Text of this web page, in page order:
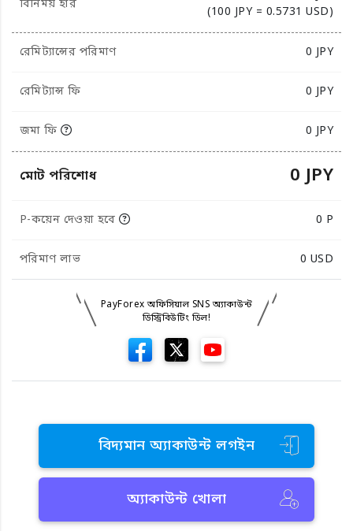
বিনিময় হার
(100 JPY = 0.5731 USD)
রেমিট্যান্সের পরিমাণ 0 JPY
রেমিট্যান্স ফি 0 JPY
জমা ফি 0 JPY
মোট পরিশোধ 0 JPY
P-কয়েন দেওয়া হবে 0 P
পরিমাণ লাভ 0 USD
PayForex অফিসিয়াল SNS অ্যাকাউন্ট
ডিস্ট্রিবিউটিং ডিল!
বিদ্যমান অ্যাকাউন্ট লগইন
অ্যাকাউন্ট খোলা